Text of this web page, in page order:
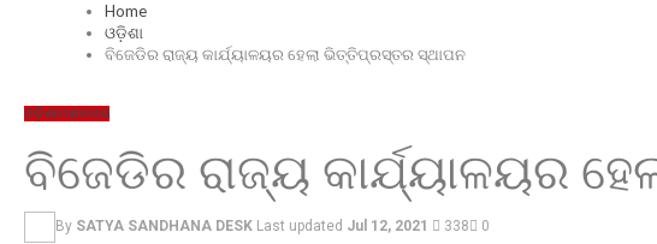
Home
ଓଡ଼ିଶା
ବିଜେଡିର ରାଜ୍ୟ କାର୍ଯ୍ୟାଳୟର ହେଲା ଭିତ୍ତିପ୍ରସ୍ତର ସ୍ଥାପନ
ଓଡ଼ିଶାମହାନଗର
ବିଜେଡିର ରାଜ୍ୟ କାର୍ଯ୍ୟାଳୟର
By SATYA SANDHANA DESK Last updated Jul 12, 2021 338 0